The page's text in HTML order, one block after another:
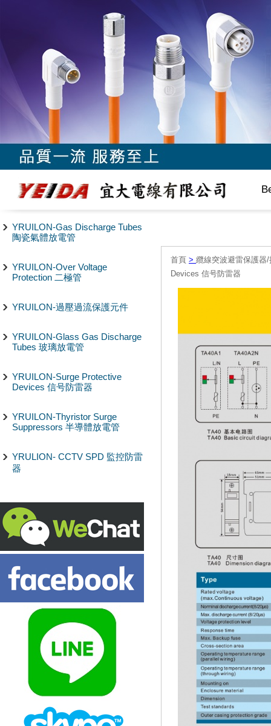
YRUILON-Gas Discharge Tubes
陶瓷氣體放電管
YRUILON-Over Voltage
Protection 二極管
YRUILON-過壓過流保護元件
YRUILON-Glass Gas Discharge
Tubes 玻璃放電管
YRUILON-Surge Protective
Devices 信号防雷器
YRUILON-Thyristor Surge
Suppressors 半導體放電管
YRULION- CCTV SPD 監控防雷
器
首頁 > 纜線突波避雷保護器
Devices 信号防雷器